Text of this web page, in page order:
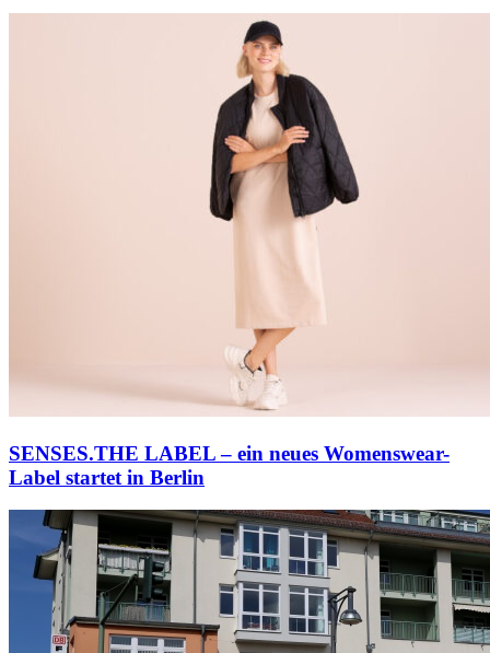
SENSES.THE LABEL – ein neues Womenswear-
Label startet in Berlin